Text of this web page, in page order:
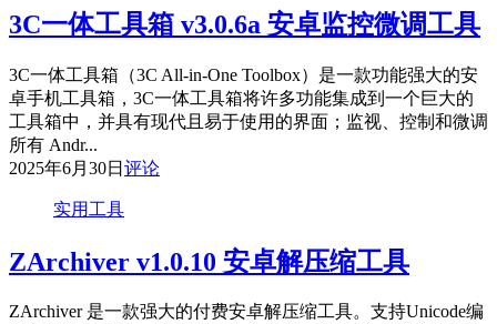
3C一体工具箱 v3.0.6a 安卓监控微调工具
3C一体工具箱（3C All-in-One Toolbox）是一款功能强大的安
卓手机工具箱，3C一体工具箱将许多功能集成到一个巨大的
工具箱中，并具有现代且易于使用的界面；监视、控制和微调
所有 Andr...
2025年6月30日 评论
实用工具
ZArchiver v1.0.10 安卓解压缩工具
ZArchiver 是一款强大的付费安卓解压缩工具。支持Unicode编